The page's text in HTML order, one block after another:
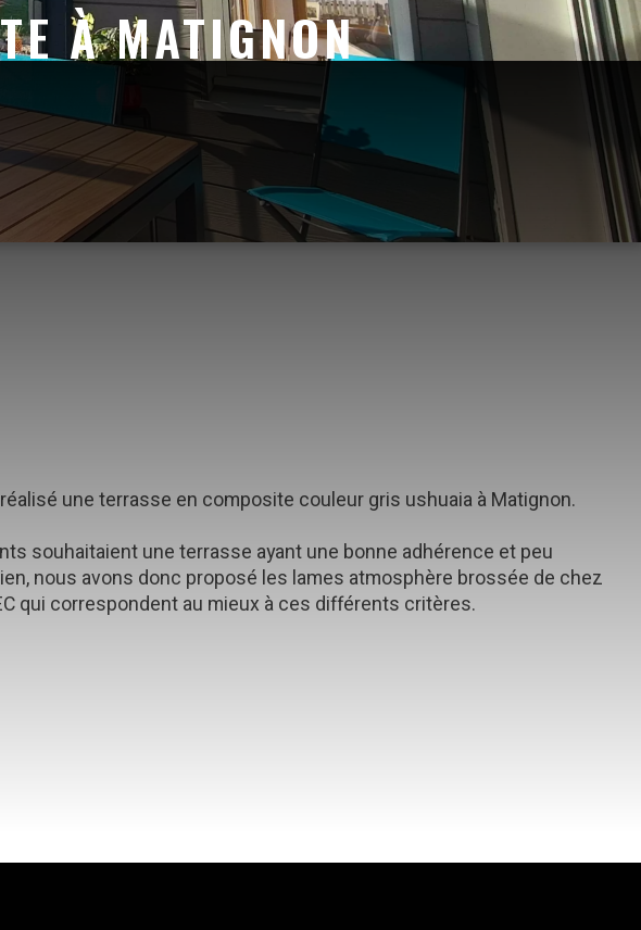
À MATIGNON
une terrasse en composite couleur gris ushuaia à Matignon.
souhaitaient une terrasse ayant une bonne adhérence et peu
nous avons donc proposé les lames atmosphère brossée de chez
qui correspondent au mieux à ces différents critères.